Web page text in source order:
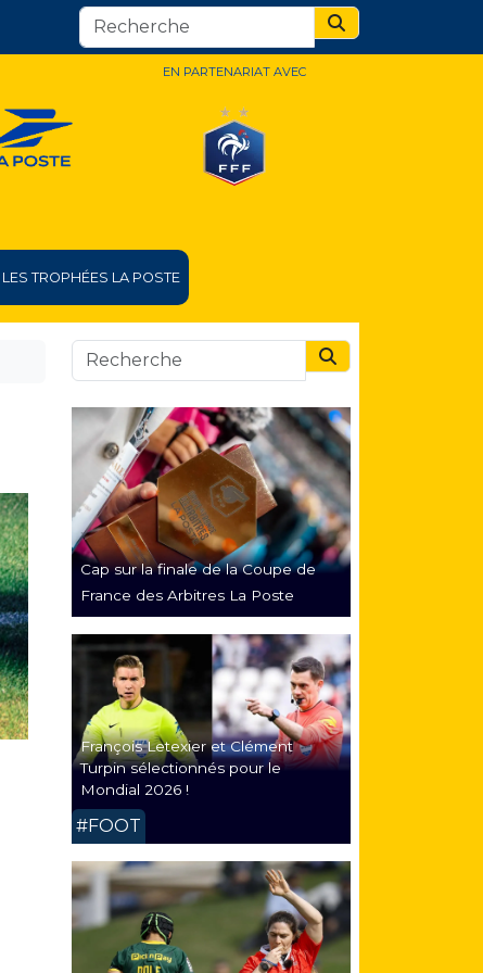
Search
EN PARTENARIAT AVEC
LES TROPHÉES LA POSTE
Search
Cap sur la finale de la Coupe de
France des Arbitres La Poste
François Letexier et Clément
Turpin sélectionnés pour le
Mondial 2026 !
#FOOT